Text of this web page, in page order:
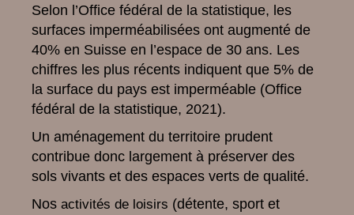
Selon l’Office fédéral de la statistique, les
surfaces imperméabilisées ont augmenté de
40% en Suisse en l’espace de 30 ans. Les
chiffres les plus récents indiquent que 5% de
la surface du pays est imperméable (Office
fédéral de la statistique, 2021).
Un aménagement du territoire prudent
contribue donc largement à préserver des
sols vivants et des espaces verts de qualité.
Nos activités de loisirs (détente, sport et